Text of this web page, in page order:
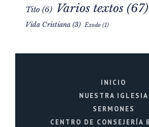
Tito (6) Varios textos (67)
Vida Cristiana (3) Éxodo (1)
INICIO
NUESTRA IGLESIA
SERMONES
CENTRO DE CONSEJERÍA